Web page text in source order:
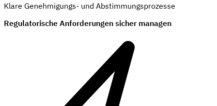
Klare Genehmigungs- und Abstimmungsprozesse
Regulatorische Anforderungen sicher managen